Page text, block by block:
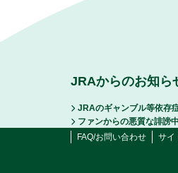
JRAからのお知ら
JRAのギャンブル等依存
ファンからの悪質な誹謗
FAQ/お問い合わせ
サイ